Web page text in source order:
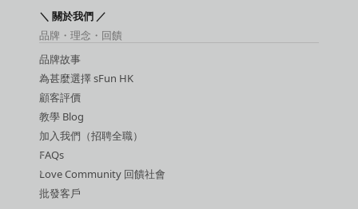
＼ 關於我們 ／
品牌・理念・回饋
品牌故事
為甚麼選擇 sFun HK
顧客評價
教學 Blog
加入我們（招聘全職）
FAQs
Love Community 回饋社會
批發客戶